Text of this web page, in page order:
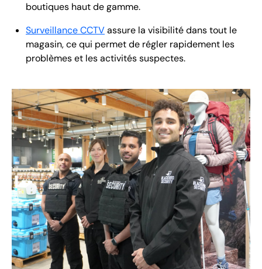
boutiques haut de gamme.
Surveillance CCTVassure la visibilité dans tout le
magasin, ce qui permet de régler rapidement les
problèmes et les activités suspectes.